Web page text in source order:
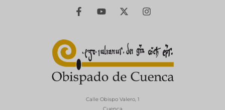
Calle Obispo Valero, 1
Cuenca